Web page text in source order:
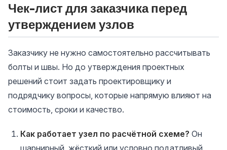
Чек-лист для заказчика перед
утверждением узлов
Заказчику не нужно самостоятельно рассчитывать
болты и швы. Но до утверждения проектных
решений стоит задать проектировщику и
подрядчику вопросы, которые напрямую влияют на
стоимость, сроки и качество.
Как работает узел по расчётной схеме? Он
шарнирный, жёсткий или условно податливый,